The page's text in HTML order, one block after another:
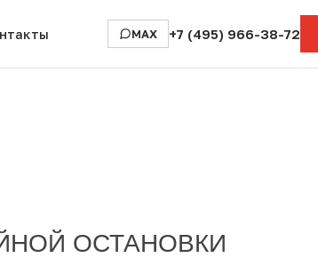
MAX +7 (495) 966-38-72
ОСТАНОВКИ